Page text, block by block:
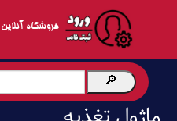
فروشگاه